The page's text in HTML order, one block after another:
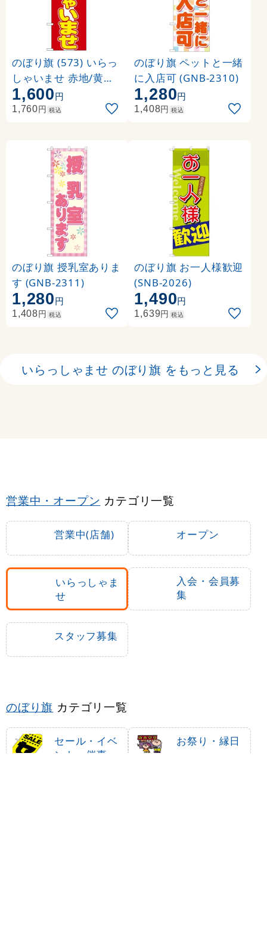
のぼり旗 (573) いらっ
しゃいませ 赤地/黄色
文字
1,600円
1,760円 税込
のぼり旗 ペットと一緒
に入店可 (GNB-2310)
1,280円
1,408円 税込
のぼり旗 授乳室ありま
す (GNB-2311)
1,280円
1,408円 税込
のぼり旗 お一人様歓迎
(SNB-2026)
1,490円
1,639円 税込
いらっしゃませ のぼり旗 をもっと見る
営業中・オープン カテゴリ一覧
営業中(店舗) オープン
いらっしゃま
せ
入会・会員募
集
スタッフ募集
のぼり旗 カテゴリ一覧
セール・イベ
ント・催事
お祭り・縁日